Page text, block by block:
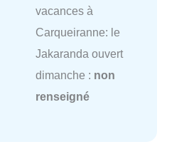
vacances à
Carqueiranne: le
Jakaranda ouvert
dimanche : non
renseigné